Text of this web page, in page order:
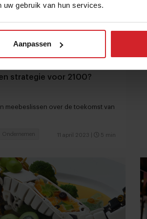
gebruik van hun services.
Aanpassen
strategie voor 2100?
meebeslissen over de toekomst van
11 april 2023 5 min
Ondernemen